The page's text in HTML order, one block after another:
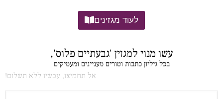
לעוד מגזינים
עשו מנוי למגזין 'גבעתיים פלוס',
בכל גיליון כתבות וטורים מעניינים ומעמיקים
אל תחמיצו, עכשיו ללא תשלום!